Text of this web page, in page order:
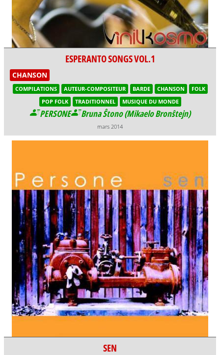
ESPERANTO SONGS VOL.1
CHANSON
COMPILATIONS AUTEUR-COMPOSITEUR BARDE CHANSON
FOLK
POP FOLK
TRADITIONNEL MUSIQUE DU MONDE
PERSONE Bruna Ŝtono (Mikaelo Bronŝtejn)
mars 2014
SEN